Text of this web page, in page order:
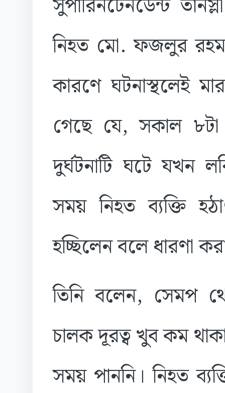
নিহত মো. ফজলুর
কারণে ঘটনাস্থলেই
গেছে যে, সকাল
দুর্ঘটনাটি ঘটে যখন
সময় নিহত ব্যক্তি
হচ্ছিলেন বলে ধারণা
তিনি বলেন, সেমপ
চালক দূরত্ব খুব কম
সময় পাননি। নিহত